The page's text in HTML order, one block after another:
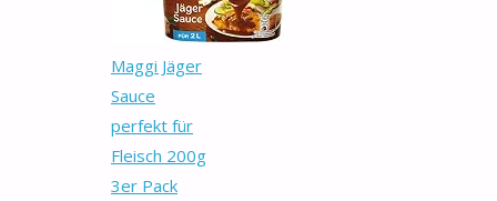
Maggi Jäger
Sauce
perfekt für
Fleisch 200g
3er Pack